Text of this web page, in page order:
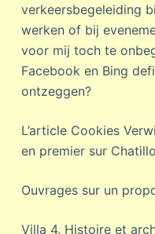
verkeersbegeleiding
werken of bij
voor mij toch te
Facebook en Bing
ontzeggen?
L’article Cookies
en premier sur
Ouvrages sur un
Villa 4. Histoire et